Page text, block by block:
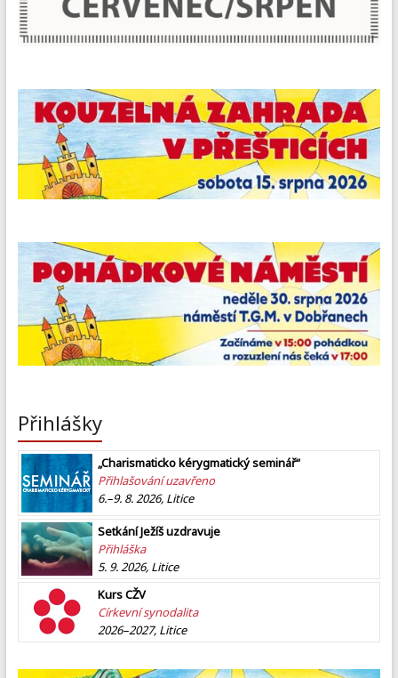
Přihlášky
„Charismaticko kérygmatický seminář“
Přihlašování uzavřeno
6.–9. 8. 2026, Litice
Setkání Ježíš uzdravuje
Přihláška
5. 9. 2026, Litice
Kurs CŽV
Církevní synodalita
2026–2027, Litice